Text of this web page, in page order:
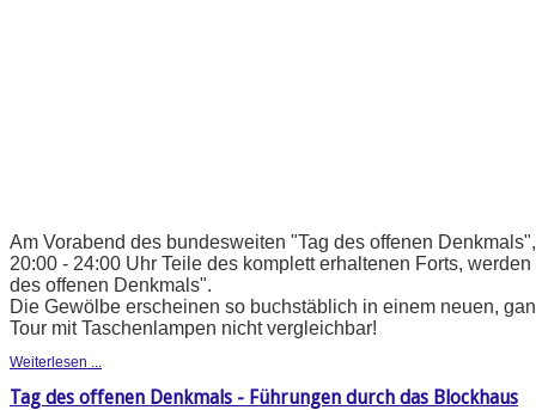
Am Vorabend des bundesweiten "Tag des offenen
20:00 - 24:00 Uhr Teile des komplett erhaltenen Forts,
des offenen Denkmals".
Die Gewölbe erscheinen so buchstäblich in einem neuen,
Tour mit Taschenlampen nicht vergleichbar!
Weiterlesen ...
Tag des offenen Denkmals - Führungen durch das Blockhaus